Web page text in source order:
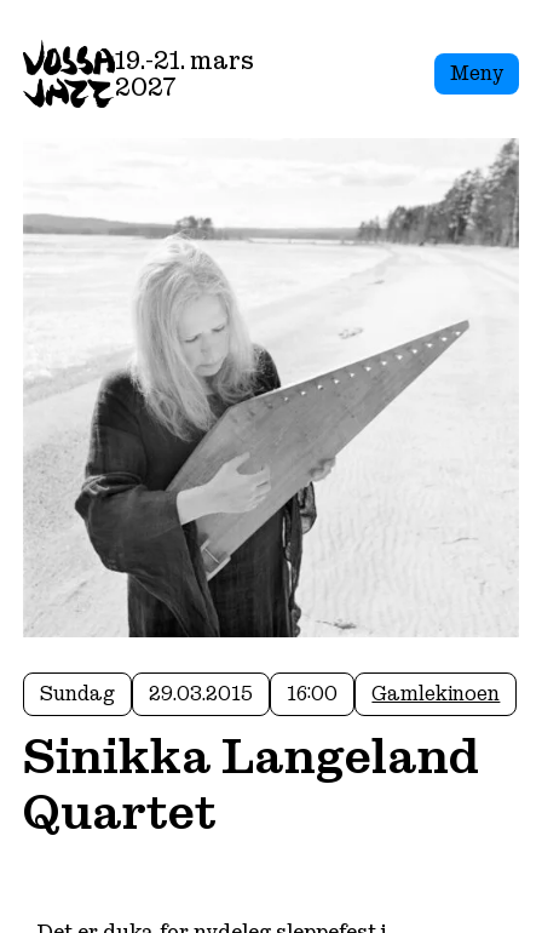
19.-21. mars
2027
Meny
Sundag 29.03.2015 16:00 Gamlekinoen
Sinikka Langeland
Quartet